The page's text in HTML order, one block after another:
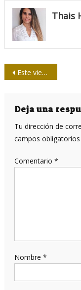
Thais
Navegación
entradas
Este viernes, a juntar memorias y abrazos por Martín-Barbero
Deja una
Tu dirección de
campos
Comentario *
Nombre *